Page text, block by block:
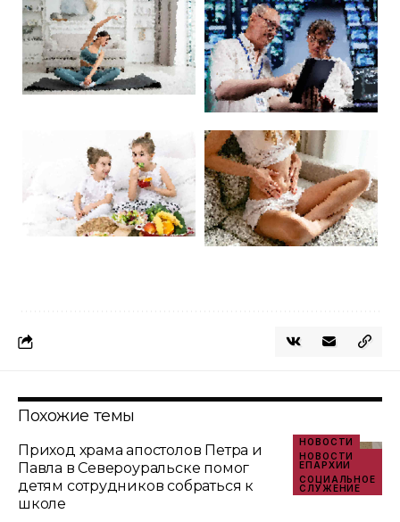
Похожие темы
НОВОСТИ
НОВОСТИ
ЕПАРХИИ
СОЦИАЛЬНОЕ
СЛУЖЕНИЕ
Приход храма апостолов Петра и
Павла в Североуральске помог
детям сотрудников собраться к
школе